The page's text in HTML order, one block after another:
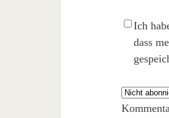
Ich
dass